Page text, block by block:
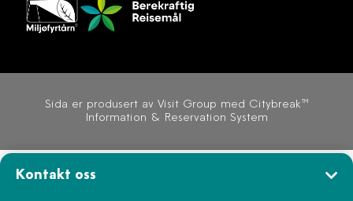
Kontakt oss
Sida er produsert av Visit Group med Citybreak™
Information & Reservation System